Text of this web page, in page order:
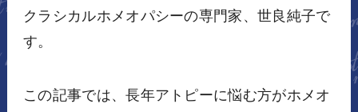
クラシカルホメオパシーの専門家、世良純子で
す。
この記事では、長年アトピーに悩む方がホメオ